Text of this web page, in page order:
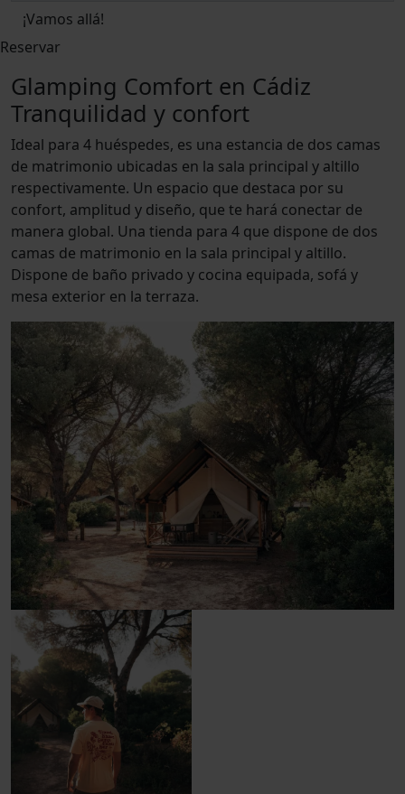
¡Vamos allá!
Reservar
Glamping Comfort en Cádiz
Tranquilidad y confort
Ideal para 4 huéspedes, es una estancia de dos camas
de matrimonio ubicadas en la sala principal y altillo
respectivamente. Un espacio que destaca por su
confort, amplitud y diseño, que te hará conectar de
manera global. Una tienda para 4 que dispone de dos
camas de matrimonio en la sala principal y altillo.
Dispone de baño privado y cocina equipada, sofá y
mesa exterior en la terraza.